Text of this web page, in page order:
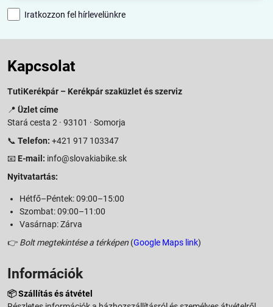
Iratkozzon fel hírlevelünkre
Kapcsolat
TutiKerékpár – Kerékpár szaküzlet és szerviz
📍 Üzlet címe
Stará cesta 2 · 93101 · Somorja
📞 Telefon: +421 917 103347
📧 E-mail: info@slovakiabike.sk
Nyitvatartás:
Hétfő–Péntek: 09:00–15:00
Szombat: 09:00–11:00
Vasárnap: Zárva
👉 Bolt megtekintése a térképen (Google Maps link)
Információk
📦Szállítás és átvétel